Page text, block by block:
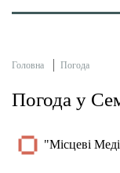
Головна Погода
Погода у
"Місцеві